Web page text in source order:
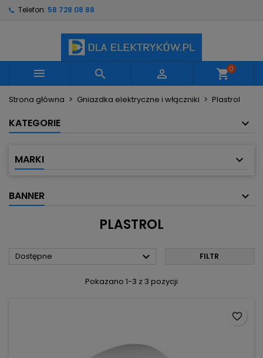
Telefon: 58 728 08 88
   shopping_cart0
Strona główna Gniazdka elektryczne i włączniki Plastrol
KATEGORIE
MARKI
BANNER
PLASTROL
Dostępne  FILTR
Pokazano 1-3 z 3 pozycji
favorite_border
Utwórz nową listę
((confirmMessage))
Nazwa listy życzeń
Musisz być zalogowany by zapisać produkty na
swojej liście życzeń.
Anuluj Zaloguj się